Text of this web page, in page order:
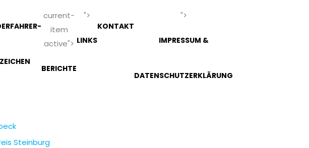
current-
item
active">
BERICHTE
">
LINKS
KONTAKT
">
IMPRESSUM &
DATENSCHUTZERKLÄRUNG
Steinburg